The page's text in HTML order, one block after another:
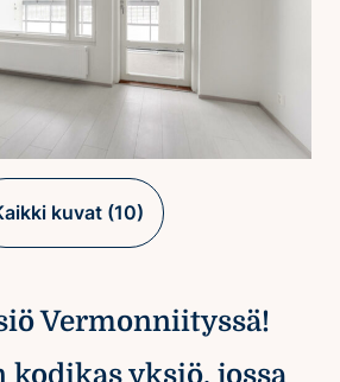
kuvat (10)
Vermonniityssä!
kodikas yksiö, jossa